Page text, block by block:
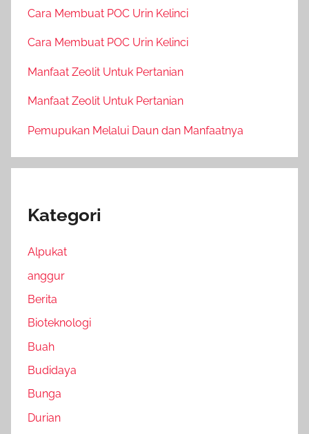
Cara Membuat POC Urin Kelinci
Cara Membuat POC Urin Kelinci
Manfaat Zeolit Untuk Pertanian
Manfaat Zeolit Untuk Pertanian
Pemupukan Melalui Daun dan Manfaatnya
Kategori
Alpukat
anggur
Berita
Bioteknologi
Buah
Budidaya
Bunga
Durian